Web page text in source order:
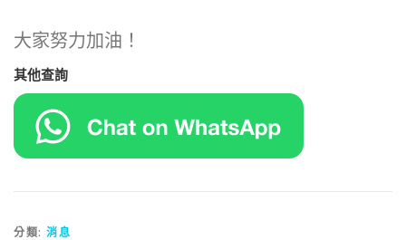
大家努力加油！
其他查詢
分類: 消息